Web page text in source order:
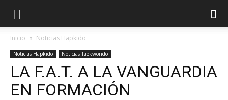
Inicio Noticias Hapkido
Noticias Hapkido Noticias Taekwondo
LA F.A.T. A LA VANGUARDIA
EN FORMACIÓN